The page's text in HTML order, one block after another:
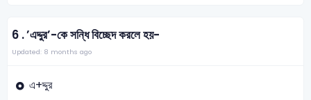
6 .’এদ্দুর’-কে সন্ধি বিচ্ছেদ করলে হয়-
Updated: 8 months ago
এ+দ্দুর